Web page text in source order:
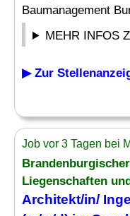
Baumanagement
MEHR INFOS
▶ Zur
Job vor 3 Tagen bei
Liegenschaften
Architekt/in/